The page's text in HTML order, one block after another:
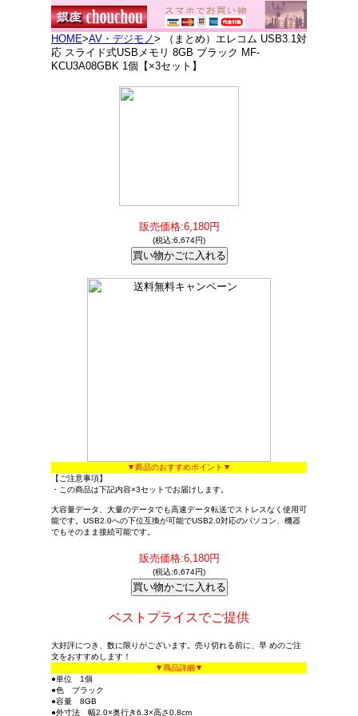
HOME>AV・デジモノ> （まとめ）エレコム USB3.1対
応 スライド式USBメモリ 8GB ブラック MF-
KCU3A08GBK 1個【×3セット】
販売価格:6,180円
(税込:6,674円)
▼商品のおすすめポイント▼
【ご注意事項】
・この商品は下記内容×3セットでお届けします。
大容量データ、大量のデータでも高速データ転送でストレスなく使用可
能です。USB2.0への下位互換が可能でUSB2.0対応のパソコン、機器
でもそのまま接続可能です。
販売価格:6,180円
(税込:6,674円)
ベストプライスでご提供
大好評につき、数に限りがございます。売り切れる前に、早 めのご注
文をおすすめします！
▼商品詳細▼
●単位 1個
●色 ブラック
●容量 8GB
●外寸法 幅2.0×奥行き6.3×高さ0.8cm